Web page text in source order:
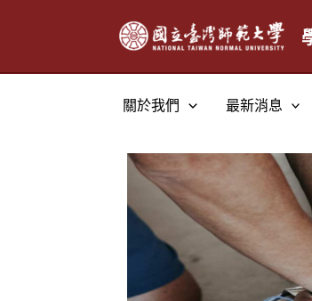
關於我們 最新消息